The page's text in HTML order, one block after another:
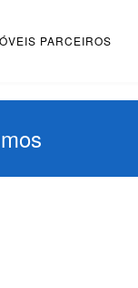
PARCEIROS